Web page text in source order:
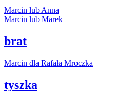
Marcin lub Anna
Marcin lub Marek
brat
Marcin dla Rafała Mroczka
tyszka